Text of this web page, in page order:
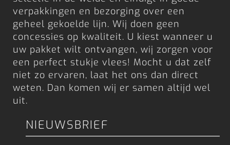
verpakkingen en bezorging over een
geheel gekoelde lijn. Wij doen geen
concessies op kwaliteit. U kiest wanneer u
uw pakket wilt ontvangen, wij zorgen voor
een perfect stukje vlees! Mocht u dat zelf
niet zo ervaren, laat het ons dan direct
weten. Dan komen wij er samen altijd wel
uit.
NIEUWSBRIEF